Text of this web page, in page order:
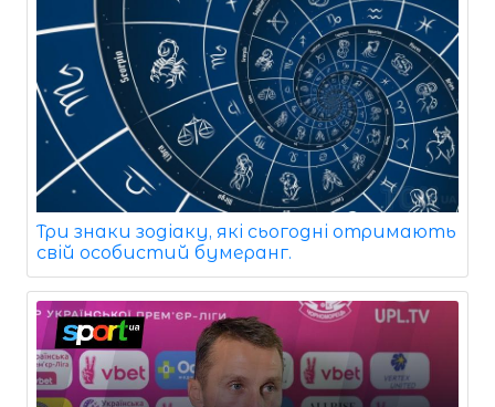
Три знаки зодіаку, які сьогодні отримають
свій особистий бумеранг.